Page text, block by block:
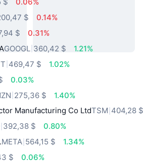
$
0.14%
$
0.31%
GOOGL 360,42 $
1.21%
469,47 $
1.02%
0.03%
275,36 $
1.40%
Manufacturing Co LtdTSM 404,28
392,38 $
0.80%
META 564,15 $
1.34%
$
0.06%